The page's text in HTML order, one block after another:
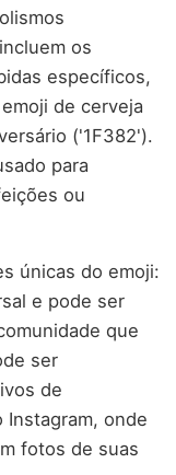
os
específicos,
de cerveja
('1F382').
para
ou
únicas do emoji:
e pode ser
que
ser
de
onde
fotos de suas